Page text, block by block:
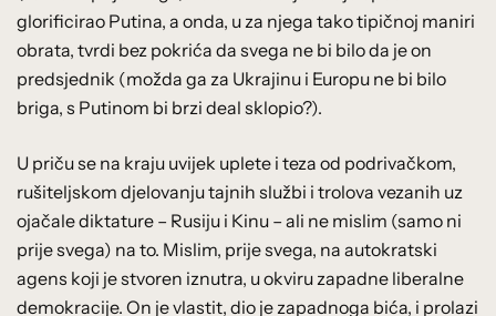
glorificirao Putina, a onda, u za njega tako tipičnoj maniri
obrata, tvrdi bez pokrića da svega ne bi bilo da je on
predsjednik (možda ga za Ukrajinu i Europu ne bi bilo
briga, s Putinom bi brzi deal sklopio?).
U priču se na kraju uvijek uplete i teza od podrivačkom,
rušiteljskom djelovanju tajnih službi i trolova vezanih uz
ojačale diktature – Rusiju i Kinu – ali ne mislim (samo ni
prije svega) na to. Mislim, prije svega, na autokratski
agens koji je stvoren iznutra, u okviru zapadne liberalne
demokracije. On je vlastit, dio je zapadnoga bića, i prolazi